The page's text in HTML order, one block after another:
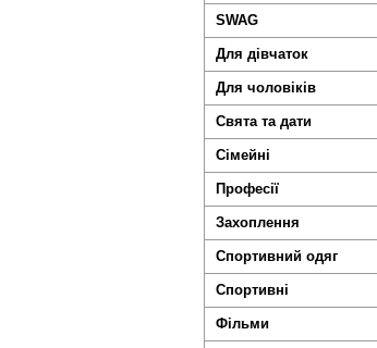
SWAG
Для дівчаток
Для чоловіків
Свята та дати
Сімейні
Професії
Захоплення
Спортивний одяг
Спортивні
Фільми